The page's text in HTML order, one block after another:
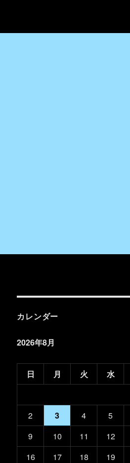
カレンダー
2026年8月
日 月 火 水
2
3 4 5
9
10 11 12
16
17 18 19